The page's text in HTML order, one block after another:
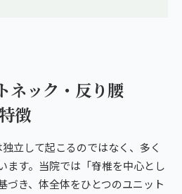
ネック・反り腰
徴
立して起こるのではなく、多く
ます。当院では「脊椎を中心とし
づき、体全体をひとつのユニット